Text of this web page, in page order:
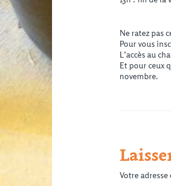
Ne ratez pas
Pour vous
L’accès au
Et pour ceux
novembre.
Votre